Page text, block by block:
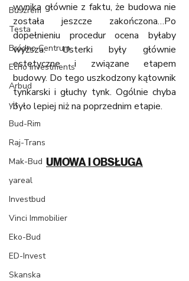
Buszrem
Testa
Bródno Centrum
Echo Investments
Arbud
yit
Bud-Rim
Raj-Trans
Mak-Bud
yareal
Investbud
Vinci Immobilier
Eko-Bud
ED-Invest
Skanska
wynika głównie z faktu, że budowa nie
została jeszcze zakończona…Po
dopełnieniu procedur ocena byłaby
wyższa. Usterki były głównie
estetyczne i związane etapem
budowy. Do tego uszkodzony kątownik
tynkarski i głuchy tynk. Ogólnie chyba
było lepiej niż na poprzednim etapie.
UMOWA I OBSŁUGA